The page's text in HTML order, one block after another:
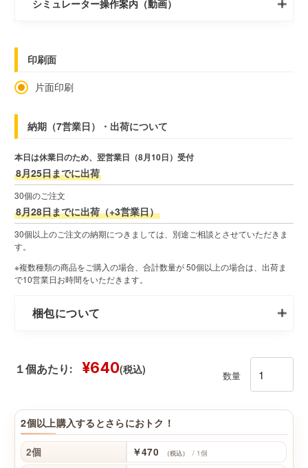
シミュレーター操作案内（動画）
印刷面
片面印刷
納期（7営業日）・出荷について
本日は休業日のため、翌営業日（8月10日）受付
8月25日までに出荷
30個のご注文
8月28日までに出荷（+3営業日）
30個以上のご注文の納期につきましては、別途ご相談とさせていただきま
す。
※複数種類の商品をご購入の場合、合計数量が 50個以上の場合は、出荷ま
で10営業日お時間をいただきます。
梱包について
１個あたり: ¥640(税込)
数量
2個以上購入するとさらにおトク！
2個 ￥470 （税込） / 1個